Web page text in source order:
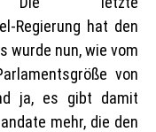
Regierung hat den
wurde nun, wie vom
von
ja, es gibt damit
mehr, die den